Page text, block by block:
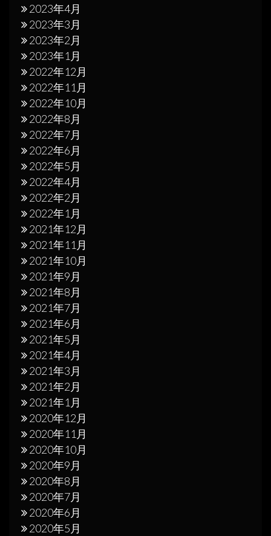
2023年4月
2023年3月
2023年2月
2023年1月
2022年12月
2022年11月
2022年10月
2022年8月
2022年7月
2022年6月
2022年5月
2022年4月
2022年2月
2022年1月
2021年12月
2021年11月
2021年10月
2021年9月
2021年8月
2021年7月
2021年6月
2021年5月
2021年4月
2021年3月
2021年2月
2021年1月
2020年12月
2020年11月
2020年10月
2020年9月
2020年8月
2020年7月
2020年6月
2020年5月